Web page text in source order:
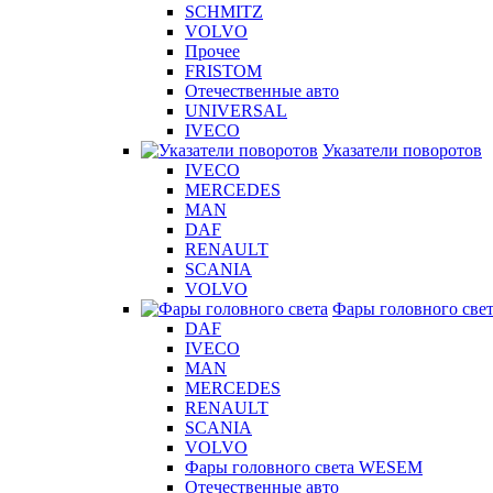
SCHMITZ
VOLVO
Прочее
FRISTOM
Отечественные авто
UNIVERSAL
IVECO
Указатели поворотов
IVECO
MERCEDES
MAN
DAF
RENAULT
SCANIA
VOLVO
Фары головного
DAF
IVECO
MAN
MERCEDES
RENAULT
SCANIA
VOLVO
Фары головного света WESEM
Отечественные авто